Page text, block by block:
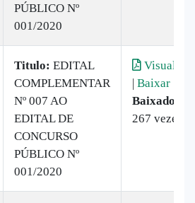
PÚBLICO Nº
001/2020
Titulo: EDITAL
COMPLEMENTAR
Nº 007 AO
EDITAL DE
CONCURSO
PÚBLICO Nº
001/2020
Visualizar
| Baixar
Baixado:
267 vezes